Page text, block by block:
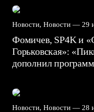
Новости, Новости — 29
Фомичев, SP4K и
Горьковская»:
дополнил
Новости, Новости — 28